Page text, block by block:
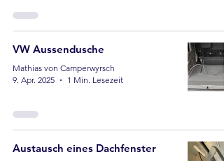
VW Aussendusche
Mathias von Camperwyrsch
9. Apr. 2025
1 Min. Lesezeit
Austausch eines Dachfenster